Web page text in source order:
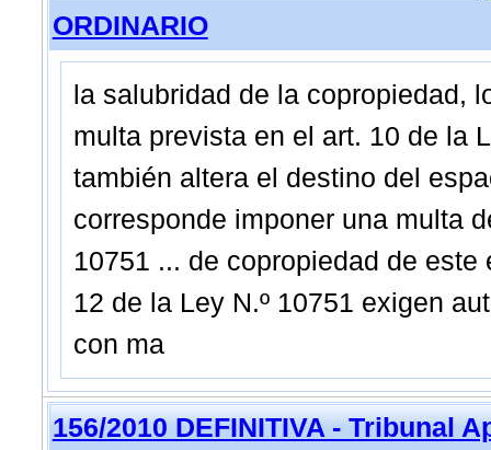
ORDINARIO
la salubridad de la copropiedad,
multa prevista en el art. 10 de la
también altera el destino del
corresponde imponer una multa
10751 ... de copropiedad de
12 de la Ley N.º 10751 exigen
con ma
156/2010 DEFINITIVA - Tribunal